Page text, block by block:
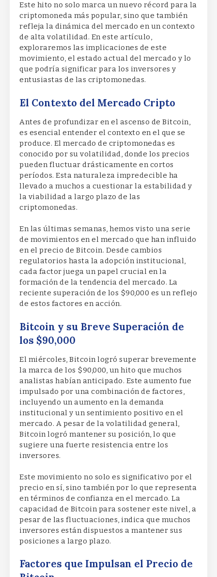
Este hito no solo marca un nuevo récord para la
criptomoneda más popular, sino que también
refleja la dinámica del mercado en un contexto
de alta volatilidad. En este artículo,
exploraremos las implicaciones de este
movimiento, el estado actual del mercado y lo
que podría significar para los inversores y
entusiastas de las criptomonedas.
El Contexto del Mercado Cripto
Antes de profundizar en el ascenso de Bitcoin,
es esencial entender el contexto en el que se
produce. El mercado de criptomonedas es
conocido por su volatilidad, donde los precios
pueden fluctuar drásticamente en cortos
períodos. Esta naturaleza impredecible ha
llevado a muchos a cuestionar la estabilidad y
la viabilidad a largo plazo de las
criptomonedas.
En las últimas semanas, hemos visto una serie
de movimientos en el mercado que han influido
en el precio de Bitcoin. Desde cambios
regulatorios hasta la adopción institucional,
cada factor juega un papel crucial en la
formación de la tendencia del mercado. La
reciente superación de los $90,000 es un reflejo
de estos factores en acción.
Bitcoin y su Breve Superación de
los $90,000
El miércoles, Bitcoin logró superar brevemente
la marca de los $90,000, un hito que muchos
analistas habían anticipado. Este aumento fue
impulsado por una combinación de factores,
incluyendo un aumento en la demanda
institucional y un sentimiento positivo en el
mercado. A pesar de la volatilidad general,
Bitcoin logró mantener su posición, lo que
sugiere una fuerte resistencia entre los
inversores.
Este movimiento no solo es significativo por el
precio en sí, sino también por lo que representa
en términos de confianza en el mercado. La
capacidad de Bitcoin para sostener este nivel, a
pesar de las fluctuaciones, indica que muchos
inversores están dispuestos a mantener sus
posiciones a largo plazo.
Factores que Impulsan el Precio de